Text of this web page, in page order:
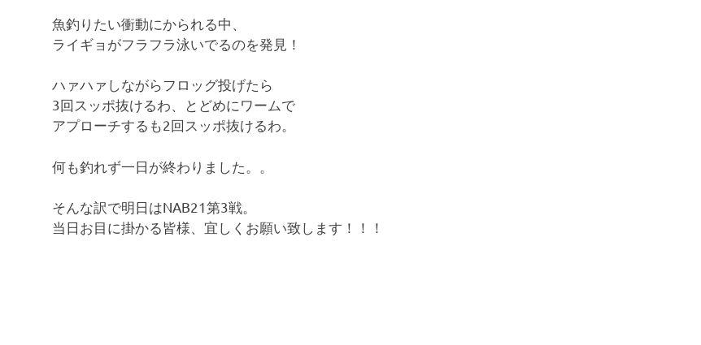
魚釣りたい衝動にかられる中、
ライギョがフラフラ泳いでるのを発見！
ハァハァしながらフロッグ投げたら
3回スッポ抜けるわ、とどめにワームで
アプローチするも2回スッポ抜けるわ。
何も釣れず一日が終わりました。。
そんな訳で明日はNAB21第3戦。
当日お目に掛かる皆様、宜しくお願い致します！！！